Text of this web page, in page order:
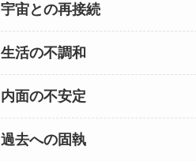
宇宙との再接続
生活の不調和
内面の不安定
過去への固執